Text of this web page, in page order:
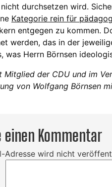
durchsetzen wird.
Kategorie rein für
entgegen zu kommen.
werden, das in der
was Herrn Börnsen
Mitglied der CDU und im
von Wolfgang Börnsen
einen Kommentar
Adresse wird nicht